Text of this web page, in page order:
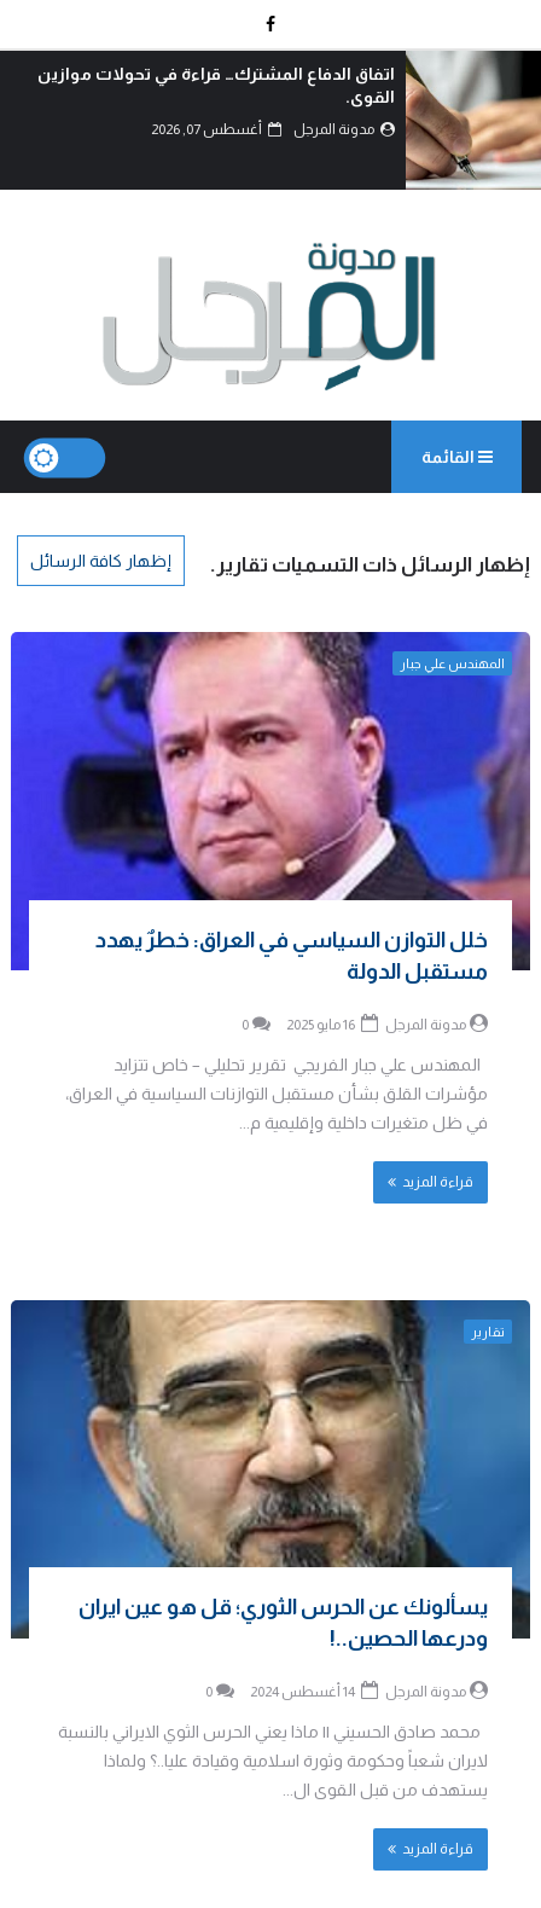
أزمة السيولة المالية، وامكانية الحل..!
مدونة المرجل
القائمة
‏إظهار الرسائل ذات التسميات تقارير . إظهار كافة الرسائل
المهندس علي جبار
خلل التوازن السياسي في العراق: خطرٌ يهدد
مستقبل الدولة
مدونة المرجل 0
المهندس علي جبار الفريجي تقرير تحليلي – خاص تتزايد
مؤشرات القلق بشأن مستقبل التوازنات السياسية في العراق،
في ظل متغيرات داخلية وإقليمية م...
قراءة المزيد
تقارير
يسألونك عن الحرس الثوري؛ قل هو عين ايران
ودرعها الحصين..!
مدونة المرجل 0
محمد صادق الحسيني || ماذا يعني الحرس الثوي الايراني بالنسبة
لايران شعباً وحكومة وثورة اسلامية وقيادة عليا..؟ ولماذا
يستهدف من قبل القوى ال...
قراءة المزيد